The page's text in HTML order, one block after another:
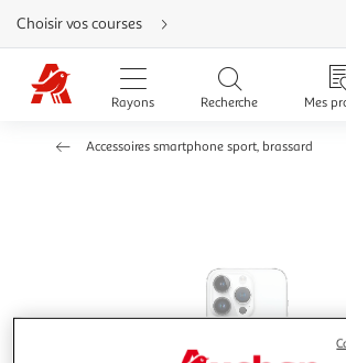
Aller
directement
au
contenu
Aller
directement
Aller
Choisir vos courses
Rayons Recherche Mes
Accessoires smartphone sport, brassard